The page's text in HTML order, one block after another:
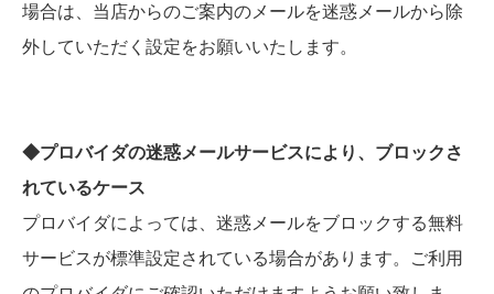
場合は、当店からのご案内のメールを迷惑メールから除
外していただく設定をお願いいたします。
◆プロバイダの迷惑メールサービスにより、ブロックさ
れているケース
プロバイダによっては、迷惑メールをブロックする無料
サービスが標準設定されている場合があります。ご利用